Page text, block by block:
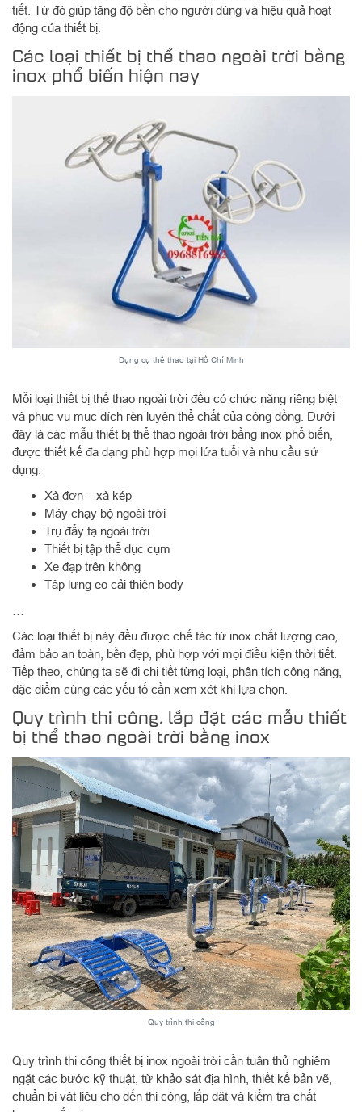
tiết. Từ đó giúp tăng độ bền cho người dùng và hiệu quả hoạt
động của thiết bị.
Các loại thiết bị thể thao ngoài trời bằng
inox phổ biến hiện nay
Dụng cụ thể thao tại Hồ Chí Minh
Mỗi loại thiết bị thể thao ngoài trời đều có chức năng riêng biệt
và phục vụ mục đích rèn luyện thể chất của cộng đồng. Dưới
đây là các mẫu thiết bị thể thao ngoài trời bằng inox phổ biến,
được thiết kế đa dạng phù hợp mọi lứa tuổi và nhu cầu sử
dụng:
Xà đơn – xà kép
Máy chạy bộ ngoài trời
Trụ đẩy tạ ngoài trời
Thiết bị tập thể dục cụm
Xe đạp trên không
Tập lưng eo cải thiện body
Các loại thiết bị này đều được chế tác từ inox chất lượng cao,
đảm bảo an toàn, bền đẹp, phù hợp với mọi điều kiện thời tiết.
Tiếp theo, chúng ta sẽ đi chi tiết từng loại, phân tích công năng,
đặc điểm cùng các yếu tố cần xem xét khi lựa chọn.
Quy trình thi công, lắp đặt các mẫu thiết
bị thể thao ngoài trời bằng inox
Quy trình thi công
Quy trình thi công thiết bị inox ngoài trời cần tuân thủ nghiêm
ngặt các bước kỹ thuật, từ khảo sát địa hình, thiết kế bản vẽ,
chuẩn bị vật liệu cho đến thi công, lắp đặt và kiểm tra chất